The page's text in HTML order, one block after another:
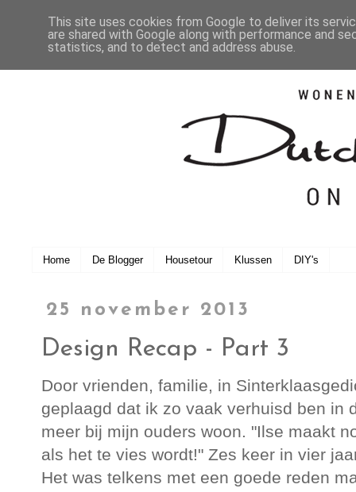
Home De Blogger Housetour Klussen DIY's
25 november 2013
Design Recap - Part 3
Door vrienden, familie, in
geplaagd dat ik zo vaak verhuisd ben in
meer bij mijn ouders woon. "Ilse maakt
als het te vies wordt!" Zes keer in vier
Het was telkens met een goede reden
This site uses cookies from Google to deliver its
are shared with Google along with performance and
statistics, and to detect and address abuse.